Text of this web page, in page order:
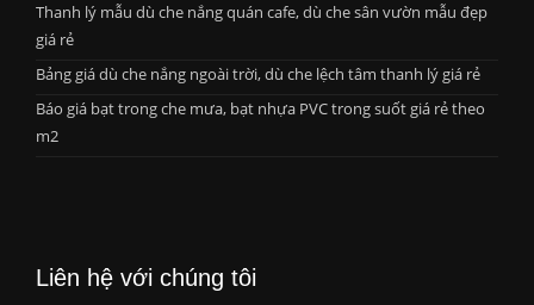
Thanh lý mẫu dù che nắng quán cafe, dù che sân vườn mẫu đẹp
giá rẻ
Bảng giá dù che nắng ngoài trời, dù che lệch tâm thanh lý giá rẻ
Báo giá bạt trong che mưa, bạt nhựa PVC trong suốt giá rẻ theo
m2
Liên hệ với chúng tôi